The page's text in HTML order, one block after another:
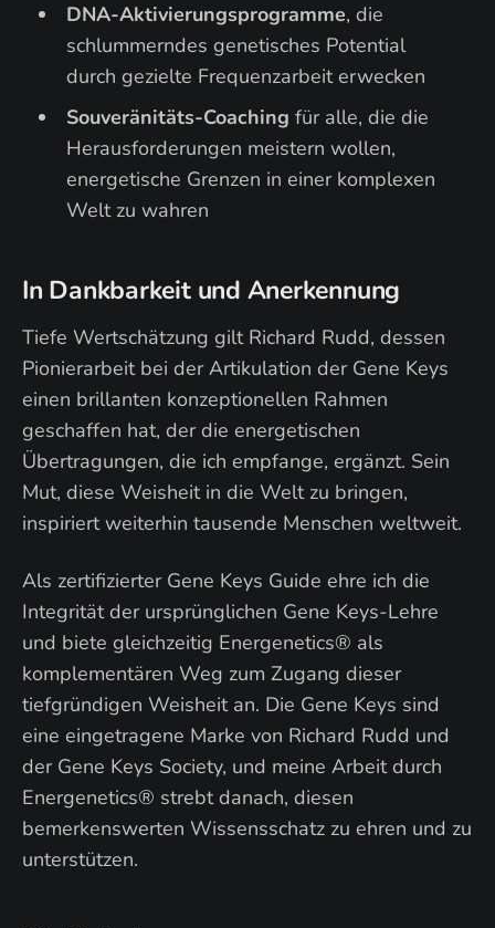
DNA-Aktivierungsprogramme, die
schlummerndes genetisches Potential
durch gezielte Frequenzarbeit erwecken
Souveränitäts-Coaching für alle, die die
Herausforderungen meistern wollen,
energetische Grenzen in einer komplexen
Welt zu wahren
In Dankbarkeit und Anerkennung
Tiefe Wertschätzung gilt Richard Rudd, dessen
Pionierarbeit bei der Artikulation der Gene Keys
einen brillanten konzeptionellen Rahmen
geschaffen hat, der die energetischen
Übertragungen, die ich empfange, ergänzt. Sein
Mut, diese Weisheit in die Welt zu bringen,
inspiriert weiterhin tausende Menschen weltweit.
Als zertifizierter Gene Keys Guide ehre ich die
Integrität der ursprünglichen Gene Keys-Lehre
und biete gleichzeitig Energenetics® als
komplementären Weg zum Zugang dieser
tiefgründigen Weisheit an. Die Gene Keys sind
eine eingetragene Marke von Richard Rudd und
der Gene Keys Society, und meine Arbeit durch
Energenetics® strebt danach, diesen
bemerkenswerten Wissensschatz zu ehren und zu
unterstützen.